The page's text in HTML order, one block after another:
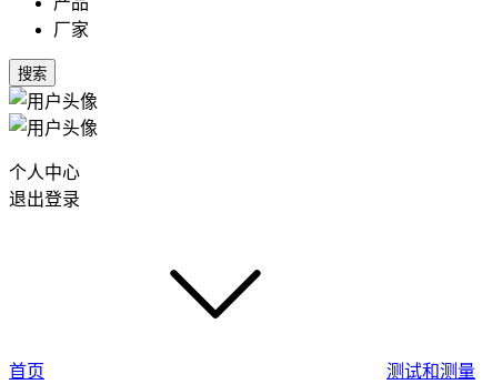
厂家
搜索
个人中心
退出登录
首页 测试和测量